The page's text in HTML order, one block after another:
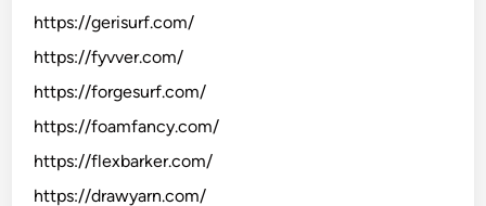
https://gerisurf.com/
https://fyvver.com/
https://forgesurf.com/
https://foamfancy.com/
https://flexbarker.com/
https://drawyarn.com/